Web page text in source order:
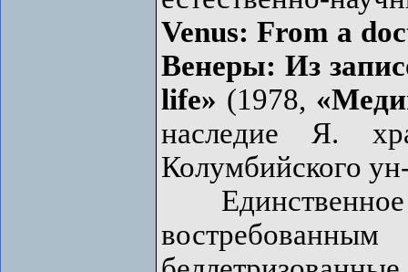
Venus: From a
Венеры: Из
life» (1978,
наследие Я.
Колумбийского
Единственное